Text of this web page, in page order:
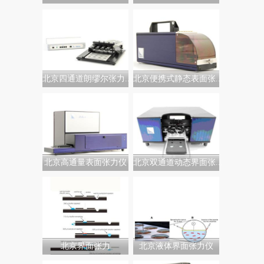
北京四通道朗缪尔张力... 北京便携式静态表面张...
北京高通量表面张力仪 北京双通道动态界面张...
北京界面张力 北京液体界面张力仪